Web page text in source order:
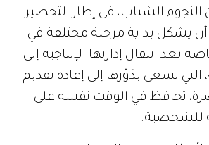
النجوم الشباب، في إطار التحضير
أن يشكل بداية مرحلة مختلفة في
بعد انتقال إدارتها الإنتاجية إلى
التي تسعى بدَوْرها إلى إعادة تقديم
تحافظ في الوقت نفسه على
للشخصية.